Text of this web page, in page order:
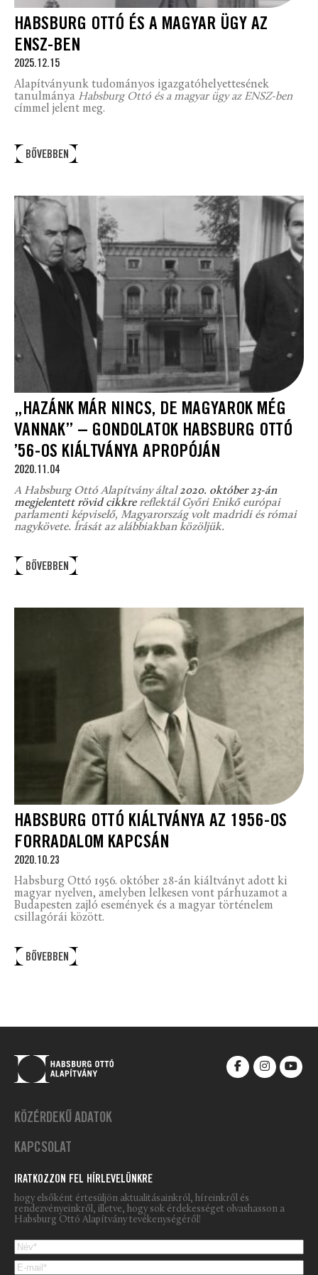
HABSBURG OTTÓ ÉS A MAGYAR ÜGY AZ
ENSZ-BEN
2025.12.15
Alapítványunk tudományos igazgatóhelyettesének
tanulmánya Habsburg Ottó és a magyar ügy az ENSZ-ben
címmel jelent meg.
BŐVEBBEN
„HAZÁNK MÁR NINCS, DE MAGYAROK MÉG
VANNAK” – GONDOLATOK HABSBURG OTTÓ
’56-OS KIÁLTVÁNYA APROPÓJÁN
2020.11.04
A Habsburg Ottó Alapítvány által2020. október 23-án
megjelentett rövid cikkrereflektál Győri Enikő európai
parlamenti képviselő, Magyarország volt madridi és római
nagykövete. Írását az alábbiakban közöljük.
BŐVEBBEN
HABSBURG OTTÓ KIÁLTVÁNYA AZ 1956-OS
FORRADALOM KAPCSÁN
2020.10.23
Habsburg Ottó 1956. október 28-án kiáltványt adott ki
magyar nyelven, amelyben lelkesen vont párhuzamot a
Budapesten zajló események és a magyar történelem
csillagórái között.
BŐVEBBEN
KÖZÉRDEKŰ ADATOK
KAPCSOLAT
IRATKOZZON FEL HÍRLEVELÜNKRE
hogy elsőként értesüljön aktualitásainkról, híreinkről és
rendezvényeinkről, illetve, hogy sok érdekességet olvashasson a
Habsburg Ottó Alapítvány tevékenységéről!